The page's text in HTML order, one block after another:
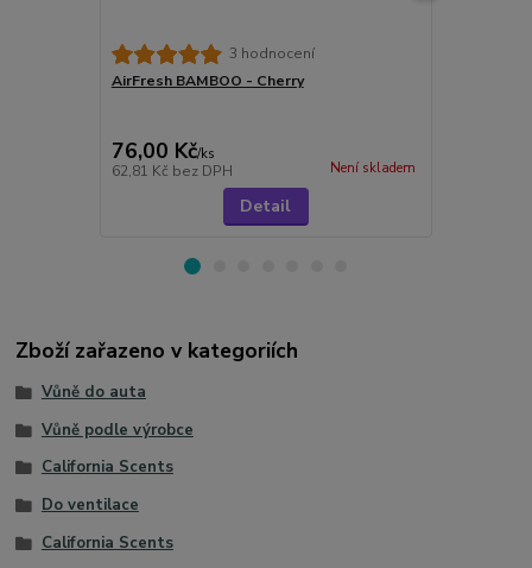
3 hodnocení
AirFresh BAMBOO - Cherry
76,00 Kč/ks
62,81 Kč bez DPH Není skladem
Detail
Zboží zařazeno v kategoriích
Vůně do auta
Vůně podle výrobce
California Scents
Do ventilace
California Scents